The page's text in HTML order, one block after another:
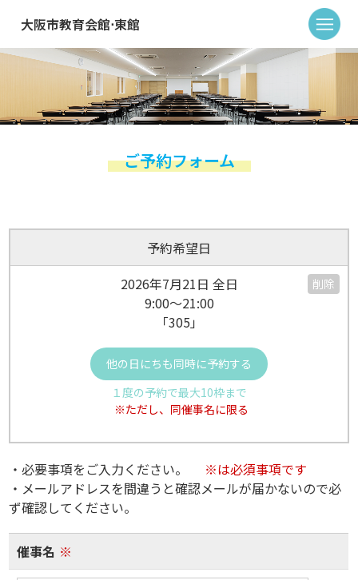
大阪市教育会館⋅東館
ご予約フォーム
予約希望日
2026年7月21日 全日
9:00～21:00
「305」
削除
他の日にちも同時に予約する
１度の予約で最大10枠まで
※ただし、同催事名に限る
・必要事項をご入力ください。
※は必須事項です
・メールアドレスを間違うと確認メールが届かないので必
ず確認してください。
催事名 ※